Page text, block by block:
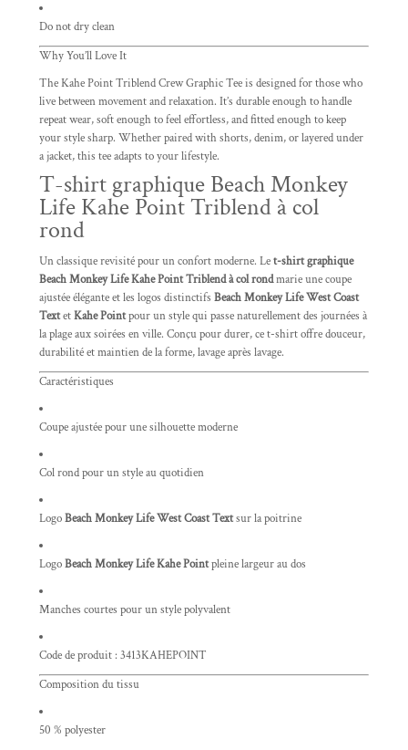
Do not dry clean
Why You’ll Love It
The Kahe Point Triblend Crew Graphic Tee is designed for those who
live between movement and relaxation. It’s durable enough to handle
repeat wear, soft enough to feel effortless, and fitted enough to keep
your style sharp. Whether paired with shorts, denim, or layered under
a jacket, this tee adapts to your lifestyle.
T-shirt graphique Beach Monkey
Life Kahe Point Triblend à col
rond
Un classique revisité pour un confort moderne. Let-shirt graphique
Beach Monkey Life Kahe Point Triblend à col rondmarie une coupe
ajustée élégante et les logos distinctifs Beach Monkey Life West Coast
TextetKahe Pointpour un style qui passe naturellement des journées à
la plage aux soirées en ville. Conçu pour durer, ce t-shirt offre douceur,
durabilité et maintien de la forme, lavage après lavage.
Caractéristiques
Coupe ajustée pour une silhouette moderne
Col rond pour un style au quotidien
LogoBeach Monkey Life West Coast Textsur la poitrine
LogoBeach Monkey Life Kahe Pointpleine largeur au dos
Manches courtes pour un style polyvalent
Code de produit : 3413KAHEPOINT
Composition du tissu
50 % polyester